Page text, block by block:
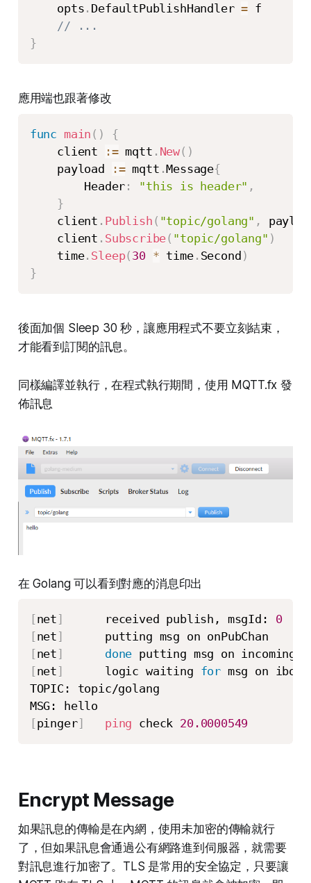
    opts
. DefaultPublishHandler = f
// ...
}
應用端也跟著修改
func main ( )
{
    client
:= mqtt . New( )
    payload
:= mqtt .Message{
        Header
: "this is header" ,
}
    client
. Publish ( "topic/golang" ,
    client
. Subscribe( "topic/golang" )
    time
. Sleep( 30 * time. Second )
}
後面加個 Sleep 30 秒，讓應用程式不要立刻結束，
才能看到訂閱的訊息。
同樣編譯並執行，在程式執行期間，使用 MQTT.fx 發
佈訊息
在 Golang 可以看到對應的消息印出
[net ]
      received publish, msgId:
0
[net ]
[net ]
done
[net ]
      logic waiting
for msg on
TOPIC: topic/golang
[pinger] ping check 20.0000549
Encrypt Message
如果訊息的傳輸是在內網，使用未加密的傳輸就行
了，但如果訊息會通過公有網路進到伺服器，就需要
對訊息進行加密了。TLS 是常用的安全協定，只要讓